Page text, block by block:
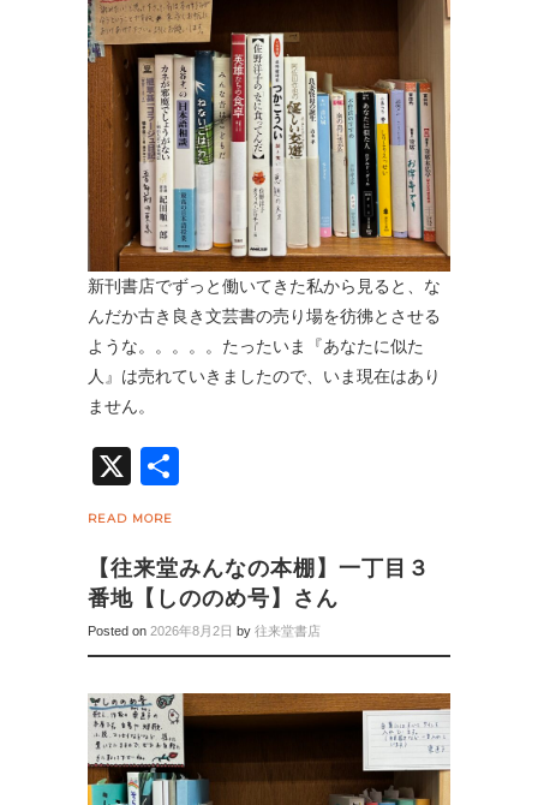
新刊書店でずっと働いてきた私から見ると、な
んだか古き良き文芸書の売り場を彷彿とさせる
ような。。。。。たったいま『あなたに似た
人』は売れていきましたので、いま現在はあり
ません。
X
READ MORE
【往来堂みんなの本棚】一丁目３
番地【しののめ号】さん
Posted on 2026年8月2日 by 往来堂書店